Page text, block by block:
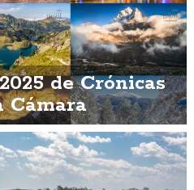
de Crónicas
Cámara